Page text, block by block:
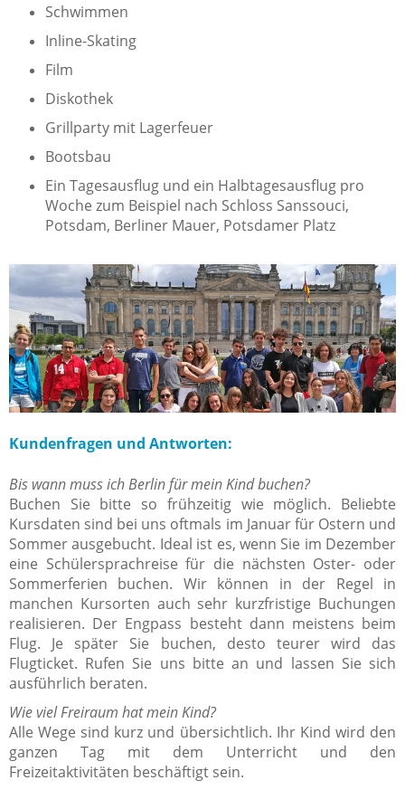
Schwimmen
Inline-Skating
Film
Diskothek
Grillparty mit Lagerfeuer
Bootsbau
Ein Tagesausflug und ein Halbtagesausflug pro
Woche zum Beispiel nach Schloss Sanssouci,
Potsdam, Berliner Mauer, Potsdamer Platz
Kundenfragen und Antworten:
Bis wann muss ich Berlin für mein Kind buchen?
Buchen Sie bitte so frühzeitig wie möglich. Beliebte
Kursdaten sind bei uns oftmals im Januar für Ostern und
Sommer ausgebucht. Ideal ist es, wenn Sie im Dezember
eine Schülersprachreise für die nächsten Oster- oder
Sommerferien buchen. Wir können in der Regel in
manchen Kursorten auch sehr kurzfristige Buchungen
realisieren. Der Engpass besteht dann meistens beim
Flug. Je später Sie buchen, desto teurer wird das
Flugticket. Rufen Sie uns bitte an und lassen Sie sich
ausführlich beraten.
Wie viel Freiraum hat mein Kind?
Alle Wege sind kurz und übersichtlich. Ihr Kind wird den
ganzen Tag mit dem Unterricht und den
Freizeitaktivitäten beschäftigt sein.